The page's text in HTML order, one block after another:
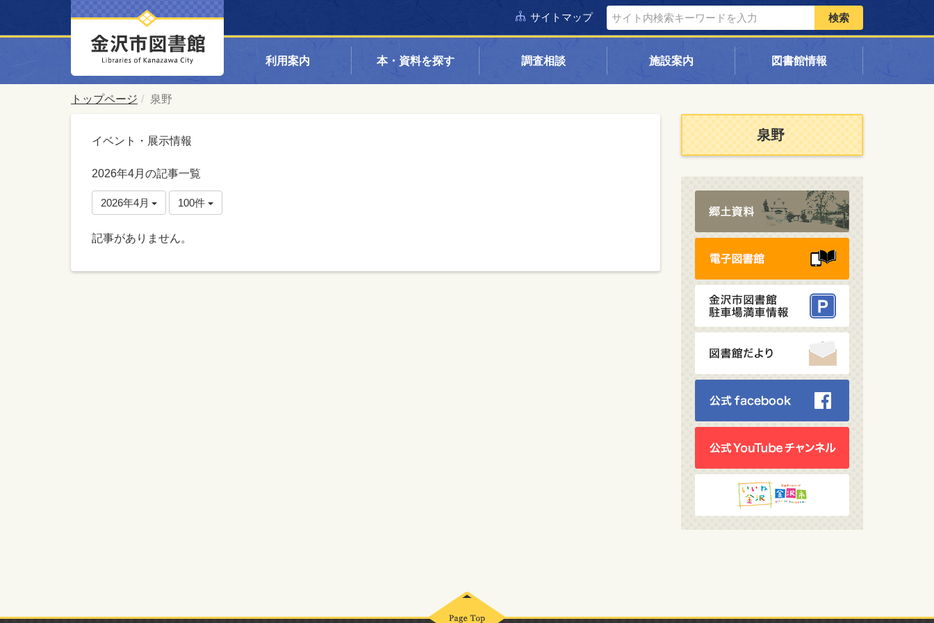
サイトマップ 検索
利用案内 本・資料を探す 調査相談 施設案内 図書館情報
トップページ 泉野
イベント・展示情報
2026年4月の記事一覧
2026年4月 100件
記事がありません。
泉野